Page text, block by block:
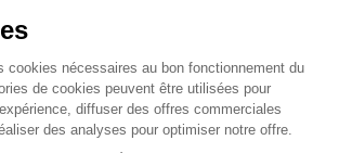
acceptez notre Politique de confidentialité.Protection
.